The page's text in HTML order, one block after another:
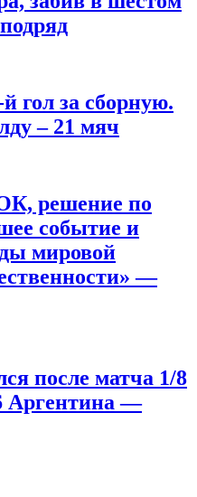
гол за сборную.
– 21 мяч
решение по
событие и
мировой
—
после матча 1/8
Аргентина —